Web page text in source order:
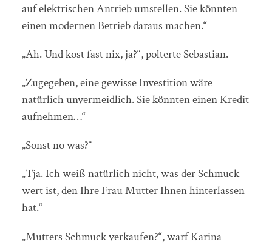
auf elektrischen Antrieb umstellen. Sie könnten
einen modernen Betrieb daraus machen.“
„Ah. Und kost fast nix, ja?“, polterte Sebastian.
„Zugegeben, eine gewisse Investition wäre
natürlich unvermeidlich. Sie könnten einen Kredit
aufnehmen…“
„Sonst no was?“
„Tja. Ich weiß natürlich nicht, was der Schmuck
wert ist, den Ihre Frau Mutter Ihnen hinterlassen
hat.“
„Mutters Schmuck verkaufen?“, warf Karina